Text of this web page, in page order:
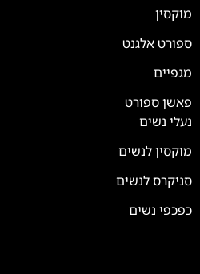
מוקסין
ספורט אלגנט
מגפיים
פאשן ספורט
נעלי נשים
מוקסין לנשים
סניקרס לנשים
כפכפי נשים